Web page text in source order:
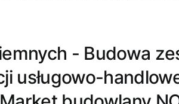
- Budowa
usługowo-